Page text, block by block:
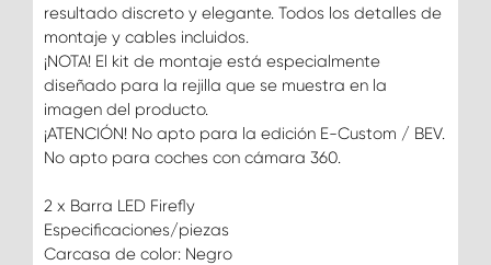
resultado discreto y elegante. Todos los detalles de
montaje y cables incluidos.
¡NOTA! El kit de montaje está especialmente
diseñado para la rejilla que se muestra en la
imagen del producto.
¡ATENCIÓN! No apto para la edición E-Custom / BEV.
No apto para coches con cámara 360.
2 x Barra LED Firefly
Especificaciones/piezas
Carcasa de color: Negro